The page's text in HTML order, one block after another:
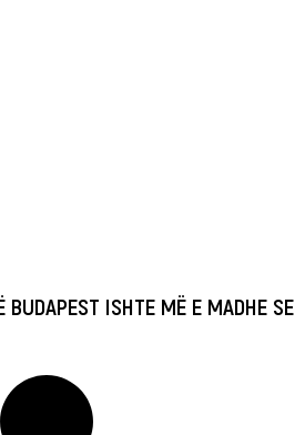
BUDAPEST ISHTE MË E MADHE SE